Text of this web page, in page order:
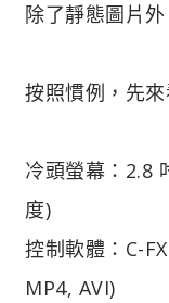
除了靜態圖片
按照慣例，先
冷頭螢幕：2.8
度)
控制軟體：C-
MP4, AVI)